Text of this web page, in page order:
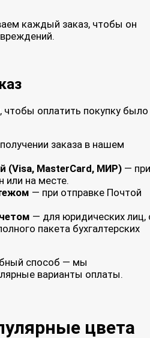
каждый заказ, чтобы он
оплатить покупку было
заказа в нашем
(Visa, MasterCard, МИР) — при
или на месте.
— при отправке Почтой
— для юридических лиц,
пакета бухгалтерских
способ — мы
варианты оплаты.
цвета